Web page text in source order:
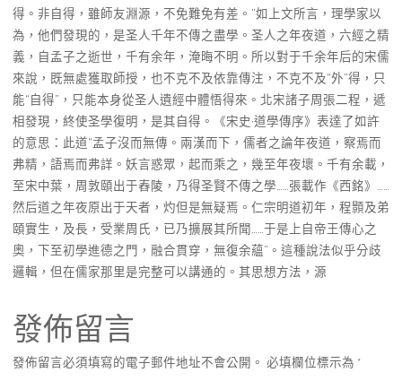
得。非自得，雖師友淵源，不免難免有差。”如上文所言，理學家以
為，他們發現的，是圣人千年不傳之盡學。圣人之年夜道，六經之精
義，自孟子之逝世，千有余年，淹晦不明。所以對于千余年后的宋儒
來說，既無處獲取師授，也不克不及依靠傳注，不克不及“外”得，只
能“自得”，只能本身從圣人遺經中體悟得來。北宋諸子周張二程，遞
相發現，終使圣學復明，是其自得。《宋史·道學傳序》表達了如許
的意思：此道“孟子沒而無傳。兩漢而下，儒者之論年夜道，察焉而
弗精，語焉而弗詳。妖言惑眾，起而乘之，幾至年夜壞。千有余載，
至宋中葉，周敦頤出于舂陵，乃得圣賢不傳之學……張載作《西銘》……
然后道之年夜原出于天者，灼但是無疑焉。仁宗明道初年，程顥及弟
頤實生，及長，受業周氏，已乃擴展其所聞……于是上自帝王傳心之
奧，下至初學進德之門，融合貫穿，無復余蘊”。這種說法似乎分歧
邏輯，但在儒家那里是完整可以講通的。其思想方法，源
發佈留言
發佈留言必須填寫的電子郵件地址不會公開。 必填欄位標示為 *